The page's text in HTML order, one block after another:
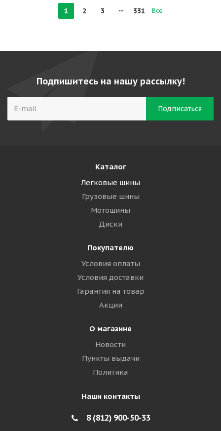
1 2 3 331 Все
Подпишитесь на нашу рассылку!
Каталог
Легковые шины
Грузовые шины
Мотошины
Диски
Покупателю
Условия оплаты
Условия доставки
Гарантия на товар
Акции
О магазине
Новости
Пункты выдачи
Политика
Наши контакты
8 (812) 900-50-33